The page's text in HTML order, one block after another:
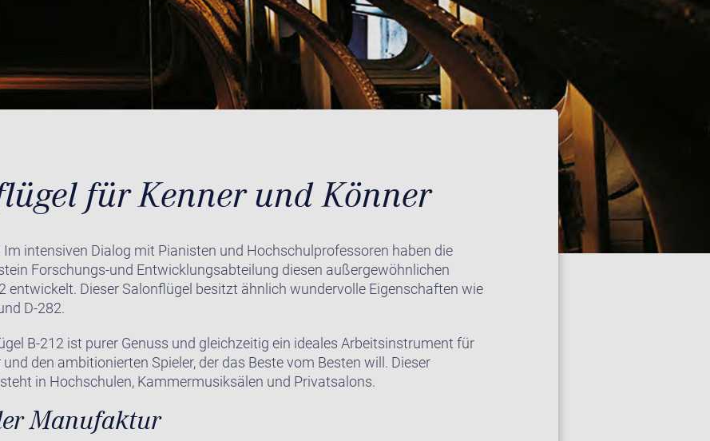
für Kenner und Könner
intensiven Dialog mit Pianisten und Hochschulprofessoren haben die
Forschungs-und Entwicklungsabteilung diesen außergewöhnlichen
entwickelt. Dieser Salonflügel besitzt ähnlich wundervolle Eigenschaften wie
D-282.
B-212 ist purer Genuss und gleichzeitig ein ideales Arbeitsinstrument für
den ambitionierten Spieler, der das Beste vom Besten will. Dieser
in Hochschulen, Kammermusiksälen und Privatsalons.
Manufaktur